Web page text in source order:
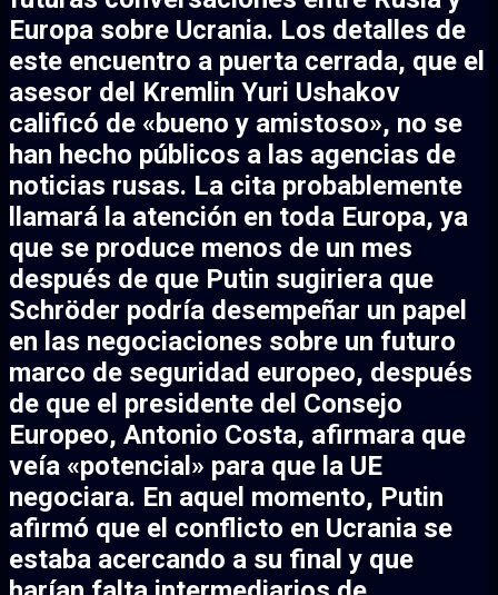
Europa sobre Ucrania. Los detalles de
este encuentro a puerta cerrada, que el
asesor del Kremlin Yuri Ushakov
calificó de «bueno y amistoso», no se
han hecho públicos a las agencias de
noticias rusas. La cita probablemente
llamará la atención en toda Europa, ya
que se produce menos de un mes
después de que Putin sugiriera que
Schröder podría desempeñar un papel
en las negociaciones sobre un futuro
marco de seguridad europeo, después
de que el presidente del Consejo
Europeo, Antonio Costa, afirmara que
veía «potencial» para que la UE
negociara. En aquel momento, Putin
afirmó que el conflicto en Ucrania se
estaba acercando a su final y que